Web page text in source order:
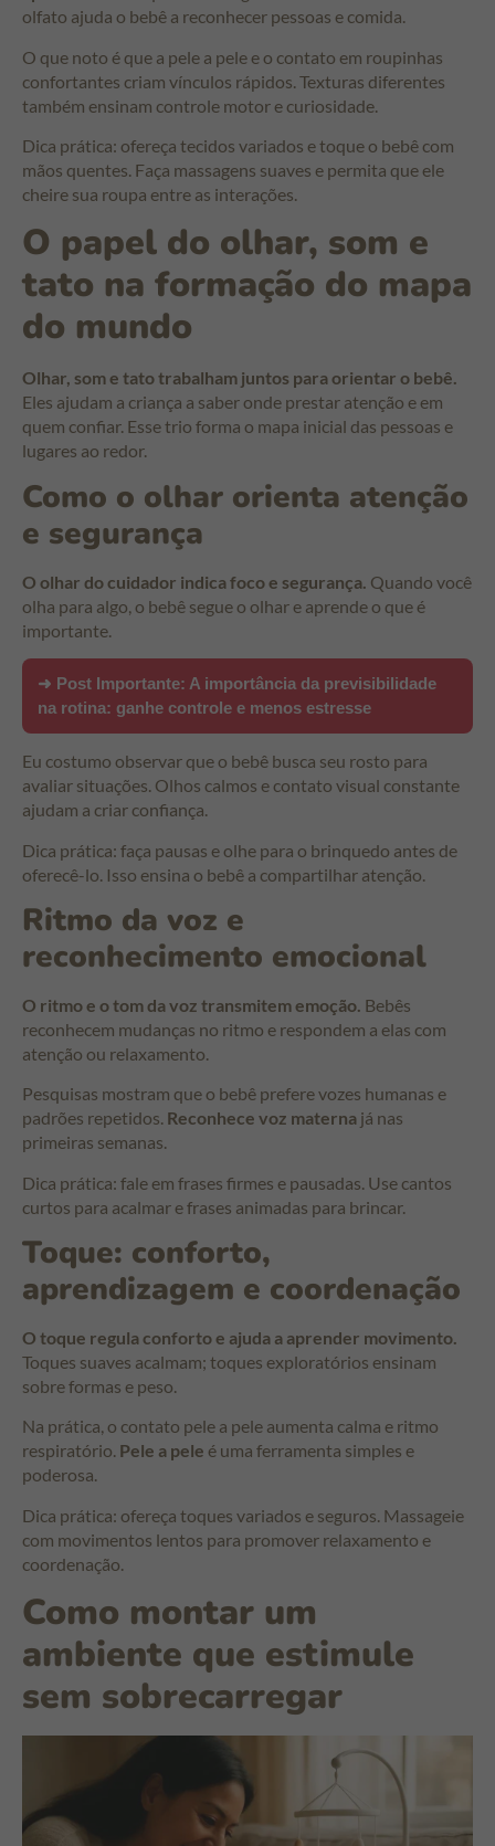
olfato ajuda o bebê a reconhecer pessoas e comida.
O que noto é que a pele a pele e o contato em roupinhas
confortantes criam vínculos rápidos. Texturas diferentes
também ensinam controle motor e curiosidade.
Dica prática: ofereça tecidos variados e toque o bebê com
mãos quentes. Faça massagens suaves e permita que ele
cheire sua roupa entre as interações.
O papel do olhar, som e
tato na formação do mapa
do mundo
Olhar, som e tato trabalham juntos para orientar o bebê.
Eles ajudam a criança a saber onde prestar atenção e em
quem confiar. Esse trio forma o mapa inicial das pessoas e
lugares ao redor.
Como o olhar orienta atenção
e segurança
O olhar do cuidador indica foco e segurança. Quando você
olha para algo, o bebê segue o olhar e aprende o que é
importante.
➜ Post Importante: A importância da previsibilidade
na rotina: ganhe controle e menos estresse
Eu costumo observar que o bebê busca seu rosto para
avaliar situações. Olhos calmos e contato visual constante
ajudam a criar confiança.
Dica prática: faça pausas e olhe para o brinquedo antes de
oferecê-lo. Isso ensina o bebê a compartilhar atenção.
Ritmo da voz e
reconhecimento emocional
O ritmo e o tom da voz transmitem emoção. Bebês
reconhecem mudanças no ritmo e respondem a elas com
atenção ou relaxamento.
Pesquisas mostram que o bebê prefere vozes humanas e
padrões repetidos. Reconhece voz materna já nas
primeiras semanas.
Dica prática: fale em frases firmes e pausadas. Use cantos
curtos para acalmar e frases animadas para brincar.
Toque: conforto,
aprendizagem e coordenação
O toque regula conforto e ajuda a aprender movimento.
Toques suaves acalmam; toques exploratórios ensinam
sobre formas e peso.
Na prática, o contato pele a pele aumenta calma e ritmo
respiratório. Pele a pele é uma ferramenta simples e
poderosa.
Dica prática: ofereça toques variados e seguros. Massageie
com movimentos lentos para promover relaxamento e
coordenação.
Como montar um
ambiente que estimule
sem sobrecarregar